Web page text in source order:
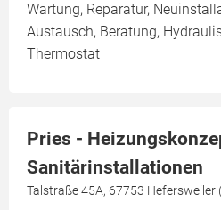
Wartung, Reparatur,
Austausch, Beratung,
Thermostat
Pries -
Sanitärinstallationen
Talstraße 45A, 67753 Hefersweiler